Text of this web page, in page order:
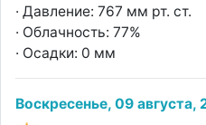
· Давление: 767 мм рт. ст.
· Облачность: 77%
· Осадки: 0 мм
Воскресенье, 09